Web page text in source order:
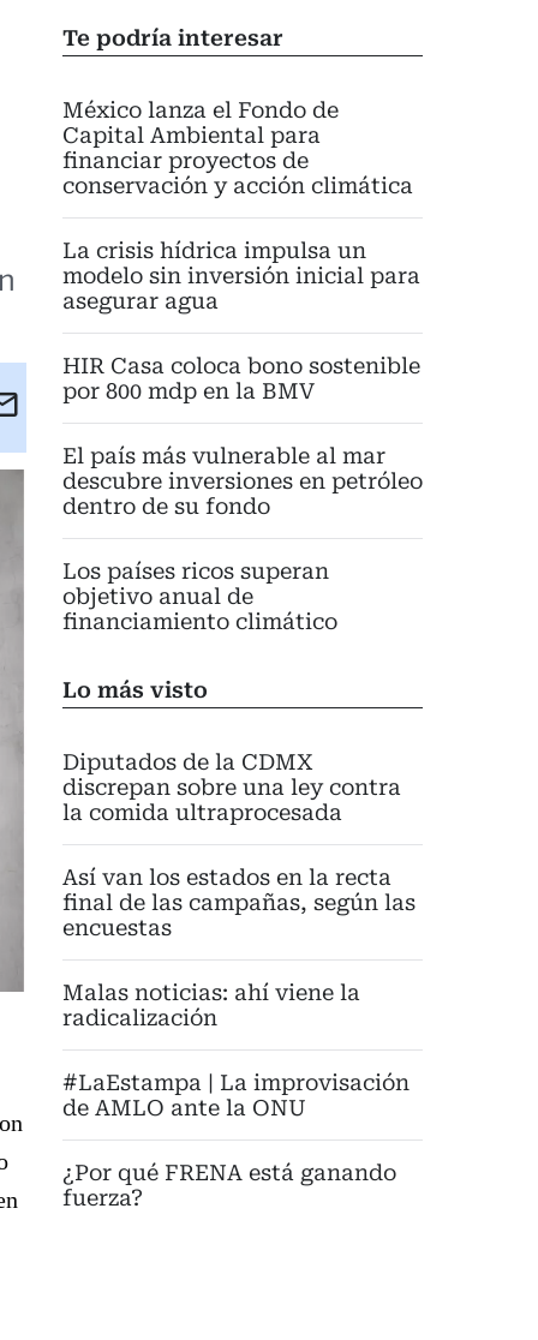
Te podría interesar
México lanza el Fondo de
Capital Ambiental para
financiar proyectos de
conservación y acción climática
La crisis hídrica impulsa un
modelo sin inversión inicial para
asegurar agua
HIR Casa coloca bono sostenible
por 800 mdp en la BMV
El país más vulnerable al mar
descubre inversiones en petróleo
dentro de su fondo
Los países ricos superan
objetivo anual de
financiamiento climático
Lo más visto
Diputados de la CDMX
discrepan sobre una ley contra
la comida ultraprocesada
Así van los estados en la recta
final de las campañas, según las
encuestas
Malas noticias: ahí viene la
radicalización
#LaEstampa | La improvisación
de AMLO ante la ONU
¿Por qué FRENA está ganando
fuerza?
Email